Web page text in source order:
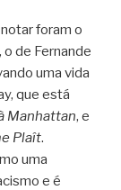
foram o
, o de Fernande
uma vida
que está
Manhattan, e
Plaît.
uma
e é